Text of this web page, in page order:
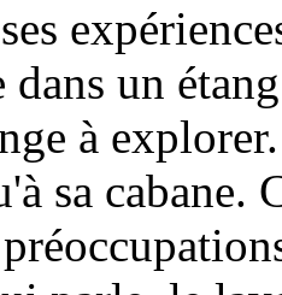
dans un
à
sa